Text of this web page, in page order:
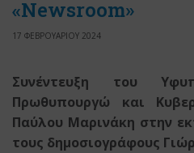
«Newsroom»
17 ΦΕΒΡΟΥΑΡΙΟΥ 2024
Συνέντευξη του
Πρωθυπουργώ και
Παύλου Μαρινάκη στην
τους δημοσιογράφους